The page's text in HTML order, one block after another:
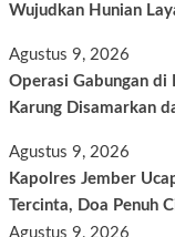
Wujudkan Hunian
Agustus 9, 2026
Operasi Gabungan di
Karung Disamarkan
Agustus 9, 2026
Kapolres Jember
Tercinta, Doa Penuh
Agustus 9, 2026